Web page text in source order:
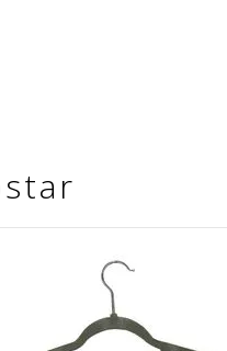
basta desmontar, mais